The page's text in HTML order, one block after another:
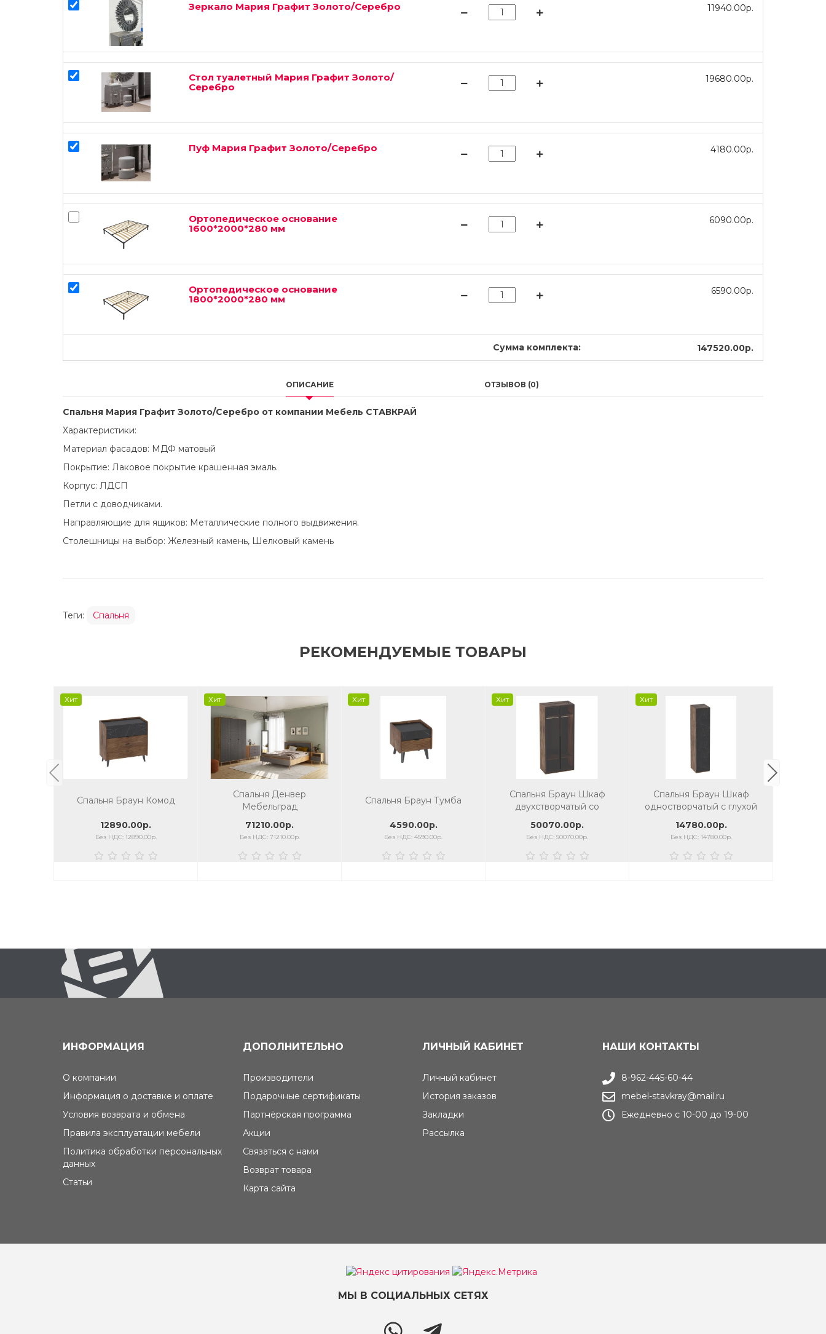
Зеркало Мария Графит Золото/Серебро 11940.00р.
Стол туалетный Мария Графит Золото/
Серебро
19680.00р.
Пуф Мария Графит Золото/Серебро 4180.00р.
Ортопедическое основание
1600*2000*280 мм
6090.00р.
Ортопедическое основание
1800*2000*280 мм
6590.00р.
Сумма комплекта: 147520.00р.
ОПИСАНИЕ ОТЗЫВОВ (0)
Спальня Мария Графит Золото/Серебро от компании Мебель СТАВКРАЙ
Характеристики:
Материал фасадов: МДФ матовый
Покрытие: Лаковое покрытие крашенная эмаль.
Корпус: ЛДСП
Петли с доводчиками.
Направляющие для ящиков: Металлические полного выдвижения.
Столешницы на выбор: Железный камень, Шелковый камень
Теги: Спальня
РЕКОМЕНДУЕМЫЕ ТОВАРЫ
Хит
Спальня Браун Комод
12890.00р.
Без НДС: 12890.00р.
Хит
Спальня Денвер
Мебельград
71210.00р.
Без НДС: 71210.00р.
Хит
Спальня Браун Тумба
4590.00р.
Без НДС: 4590.00р.
Хит
Спальня Браун Шкаф
двухстворчатый со
50070.00р.
Без НДС: 50070.00р.
Хит
Спальня Браун Шкаф
одностворчатый с глухой
14780.00р.
Без НДС: 14780.00р.
ИНФОРМАЦИЯ
О компании
Информация о доставке и оплате
Условия возврата и обмена
Правила эксплуатации мебели
Политика обработки персональных
данных
Статьи
ДОПОЛНИТЕЛЬНО
Производители
Подарочные сертификаты
Партнёрская программа
Акции
Связаться с нами
Возврат товара
Карта сайта
ЛИЧНЫЙ КАБИНЕТ
Личный кабинет
История заказов
Закладки
Рассылка
НАШИ КОНТАКТЫ
8-962-445-60-44
mebel-stavkray@mail.ru
Ежедневно с 10-00 до 19-00
МЫ В СОЦИАЛЬНЫХ СЕТЯХ